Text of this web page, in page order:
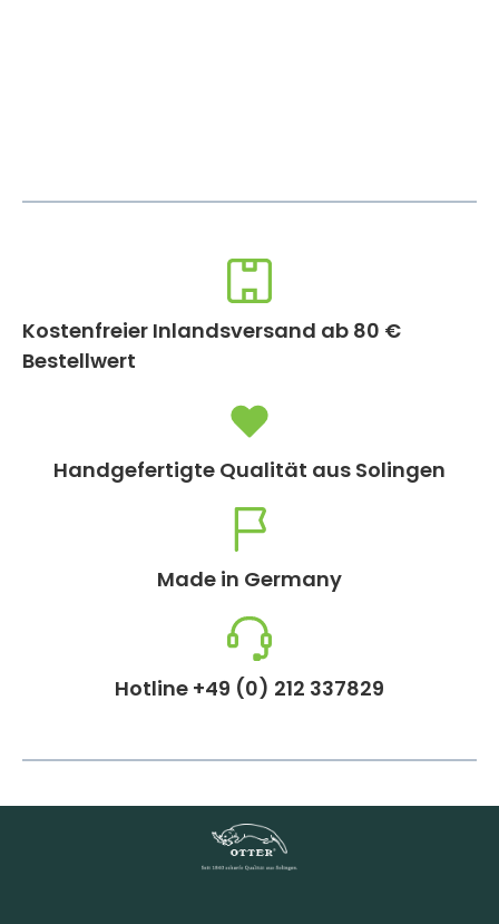
Kostenfreier Inlandsversand ab 80 €
Bestellwert
Handgefertigte Qualität aus Solingen
Made in Germany
Hotline +49 (0) 212 337829